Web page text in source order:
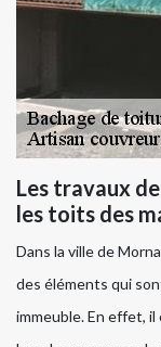
Les travaux
les toits des
Dans la ville de
des éléments qui
immeuble. En effet,